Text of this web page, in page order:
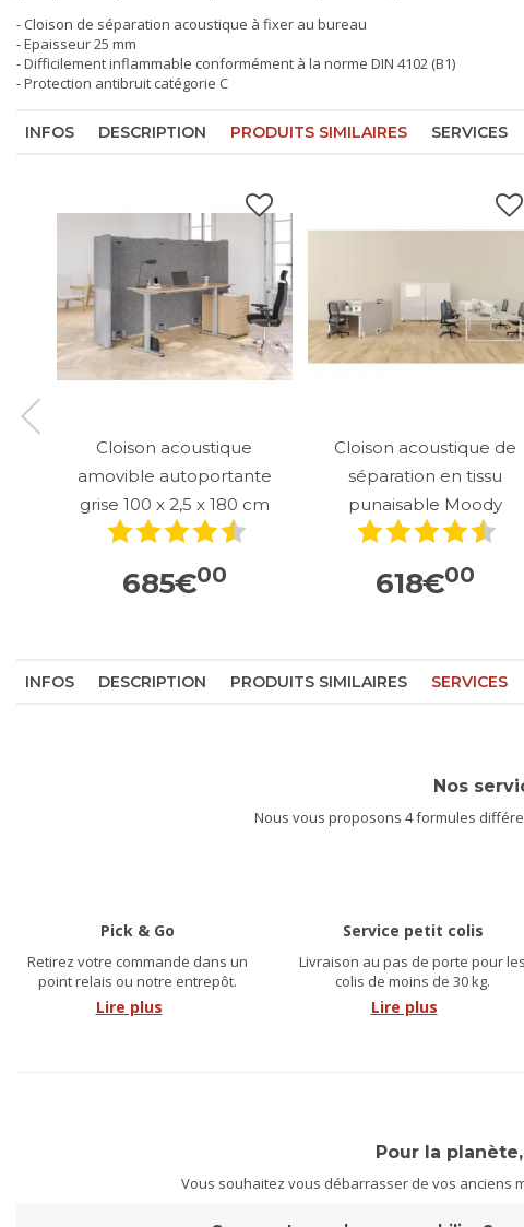
- Cloison de séparation acoustique à fixer au bureau
- Epaisseur 25 mm
- Difficilement inflammable conformément à la norme DIN 4102 (B1)
- Protection antibruit catégorie C
INFOS DESCRIPTION PRODUITS SIMILAIRES SERVICES
Cloison acoustique
amovible autoportante
grise 100 x 2,5 x 180 cm
685€00
Cloison acoustique de
séparation en tissu
punaisable Moody
618€00
INFOS DESCRIPTION PRODUITS SIMILAIRES SERVICES
Nos
Nous vous proposons 4 formules
Pick & Go
Retirez votre commande dans un
point relais ou notre entrepôt.
Lire plus
Service petit colis
Livraison au pas de porte pour les
colis de moins de 30 kg.
Lire plus
Pour la
Vous souhaitez vous débarrasser de vos anciens